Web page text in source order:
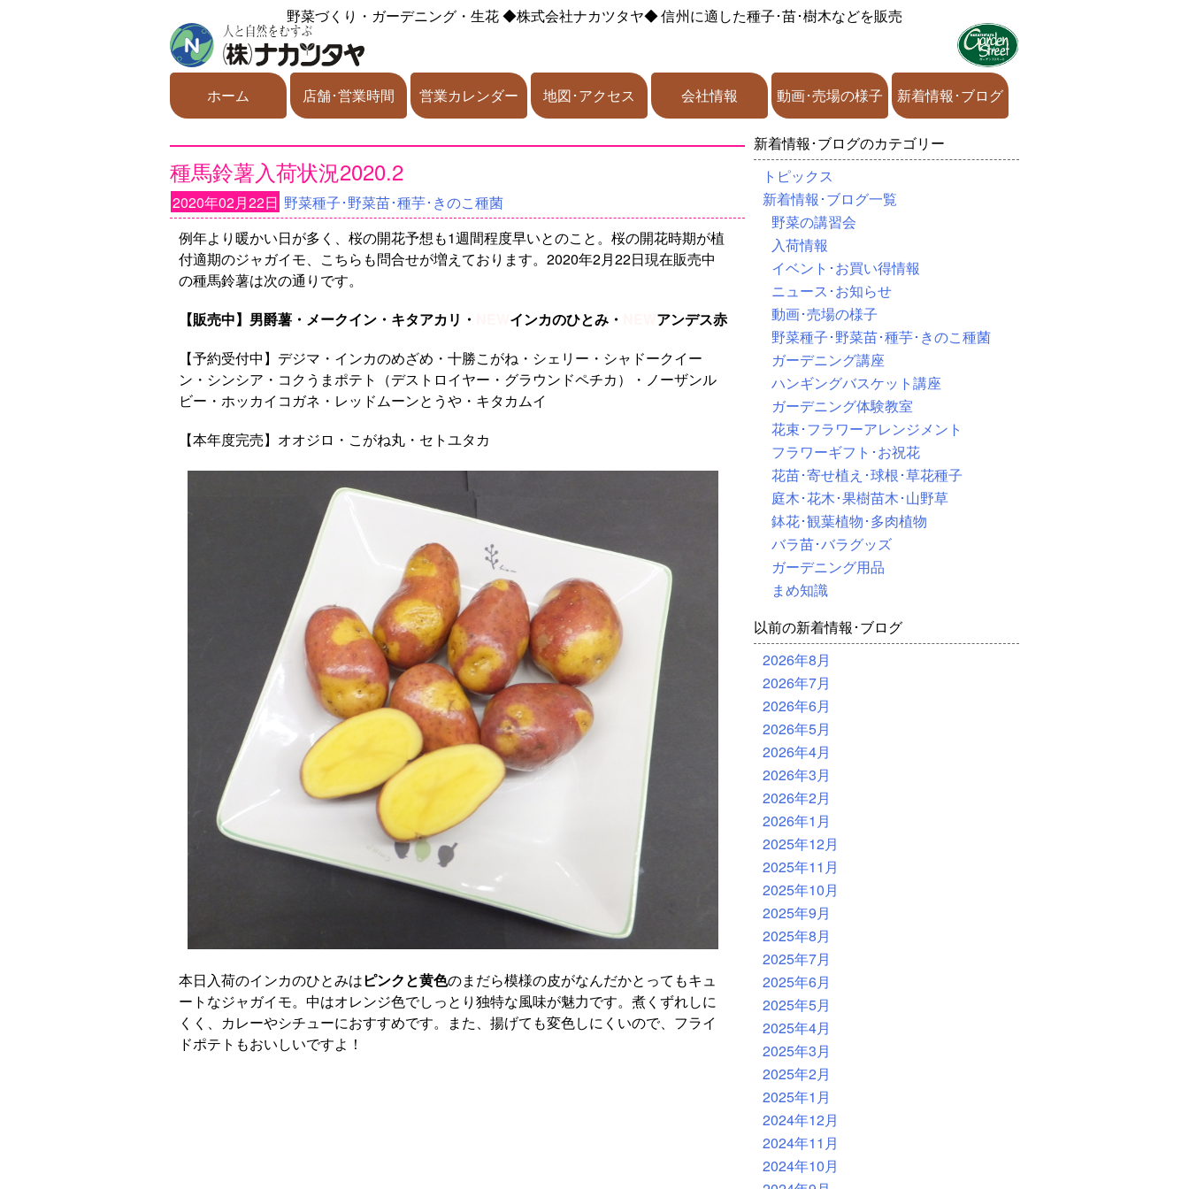
野菜づくり・ガーデニング・生花◆株式会社ナカツタヤ◆信州に適した種子･苗･樹木などを販売
ホーム 店舗･営業時間 営業カレンダー 地図･アクセス 会社情報 動画･売場の様子 新着情報･ブログ
種馬鈴薯入荷状況2020.2
2020年02月22日 野菜種子･野菜苗･種芋･きのこ種菌
例年より暖かい日が多く、桜の開花予想も1週間程度早いとのこと。桜の開花時期が植
付適期のジャガイモ、こちらも問合せが増えております。2020年2月22日現在販売中
の種馬鈴薯は次の通りです。
【販売中】男爵薯・メークイン・キタアカリ・
インカのひとみ・
アンデス赤
【予約受付中】デジマ・インカのめざめ・十勝こがね・シェリー・シャドークイー
ン・シンシア・コクうまポテト（デストロイヤー・グラウンドペチカ）・ノーザンル
ビー・ホッカイコガネ・レッドムーンとうや・キタカムイ
【本年度完売】オオジロ・こがね丸・セトユタカ
本日入荷のインカのひとみはピンクと黄色のまだら模様の皮がなんだかとってもキュ
ートなジャガイモ。中はオレンジ色でしっとり独特な風味が魅力です。煮くずれしに
くく、カレーやシチューにおすすめです。また、揚げても変色しにくいので、フライ
ドポテトもおいしいですよ！
新着情報･ブログのカテゴリー
トピックス
新着情報･ブログ一覧
野菜の講習会
入荷情報
イベント･お買い得情報
ニュース･お知らせ
動画･売場の様子
野菜種子･野菜苗･種芋･きのこ種菌
ガーデニング講座
ハンギングバスケット講座
ガーデニング体験教室
花束･フラワーアレンジメント
フラワーギフト･お祝花
花苗･寄せ植え･球根･草花種子
庭木･花木･果樹苗木･山野草
鉢花･観葉植物･多肉植物
バラ苗･バラグッズ
ガーデニング用品
まめ知識
以前の新着情報･ブログ
2026年8月
2026年7月
2026年6月
2026年5月
2026年4月
2026年3月
2026年2月
2026年1月
2025年12月
2025年11月
2025年10月
2025年9月
2025年8月
2025年7月
2025年6月
2025年5月
2025年4月
2025年3月
2025年2月
2025年1月
2024年12月
2024年11月
2024年10月